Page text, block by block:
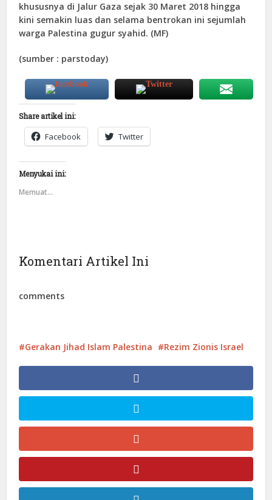
khususnya di Jalur Gaza sejak 30 Maret 2018 hingga
kini semakin luas dan selama bentrokan ini sejumlah
warga Palestina gugur syahid. (MF)
(sumber : parstoday)
Share artikel ini:
Facebook Twitter
Menyukai ini:
Memuat...
Komentari Artikel Ini
comments
Gerakan Jihad Islam Palestina Rezim Zionis Israel